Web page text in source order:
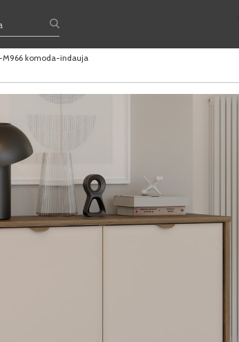
M966 komoda-indauja